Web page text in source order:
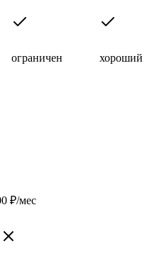
ограничен хороший
₽/мес